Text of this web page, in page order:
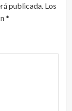
publicada. Los
*